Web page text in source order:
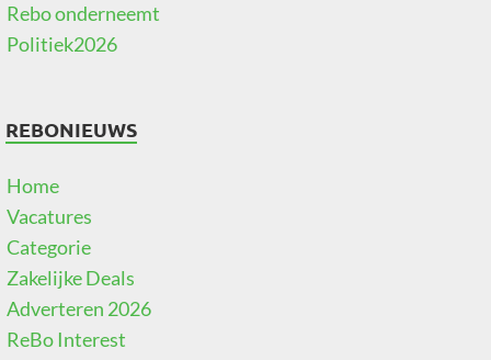
Rebo onderneemt
Politiek2026
REBONIEUWS
Home
Vacatures
Categorie
Zakelijke Deals
Adverteren 2026
ReBo Interest